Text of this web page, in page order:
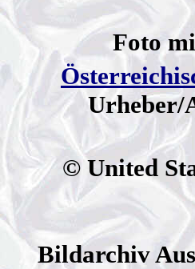
Foto
Urheber/
© United
Bildarchiv